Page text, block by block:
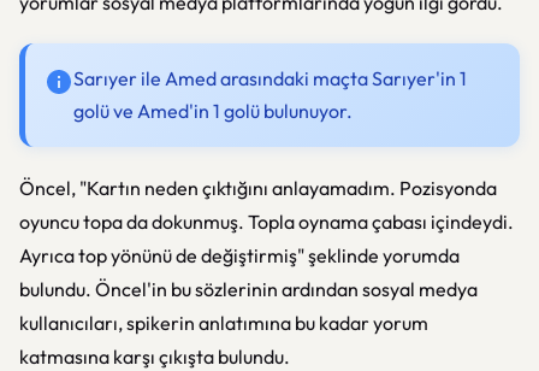
Sarıyer ile Amed arasındaki maçta Sarıyer'in 1
golü ve Amed'in 1 golü bulunuyor.
Öncel, "Kartın neden çıktığını anlayamadım. Pozisyonda
oyuncu topa da dokunmuş. Topla oynama çabası içindeydi.
Ayrıca top yönünü de değiştirmiş" şeklinde yorumda
bulundu. Öncel'in bu sözlerinin ardından sosyal medya
kullanıcıları, spikerin anlatımına bu kadar yorum
katmasına karşı çıkışta bulundu.